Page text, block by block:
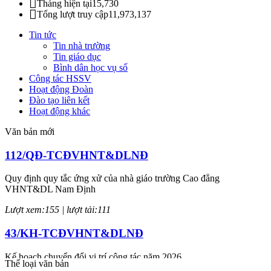
Tháng hiện tại15,730
Tổng lượt truy cập11,973,137
Tin tức
Tin nhà trường
Tin giáo dục
Bình dân học vụ số
Công tác HSSV
Hoạt động Đoàn
Đào tạo liên kết
Hoạt động khác
Văn bản mới
112/QĐ-TCĐVHNT&DLNĐ
Quy định quy tắc ứng xử của nhà giáo trường Cao đẳng
VHNT&DL Nam Định
Lượt xem:155 | lượt tải:111
43/KH-TCĐVHNT&DLNĐ
Kế hoạch chuyển đổi vị trí công tác năm 2026
Thể loại văn bản